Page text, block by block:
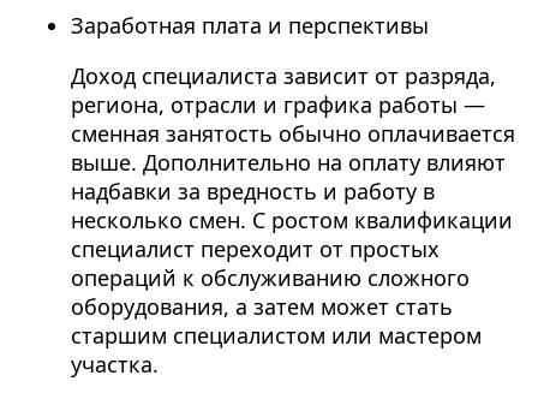
Заработная плата и перспективы
Доход специалиста зависит от разряда,
региона, отрасли и графика работы —
сменная занятость обычно оплачивается
выше. Дополнительно на оплату влияют
надбавки за вредность и работу в
несколько смен. С ростом квалификации
специалист переходит от простых
операций к обслуживанию сложного
оборудования, а затем может стать
старшим специалистом или мастером
участка.